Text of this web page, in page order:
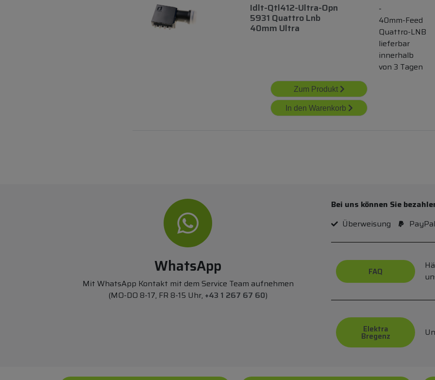
Idlt-Qtl412-Ultra-Opn
5931 Quattro Lnb
40mm Ultra
-
40mm-Feed
Quattro-LNB
lieferbar
innerhalb
von 3 Tagen
Zum Produkt
In den Warenkorb
WhatsApp
Mit WhatsApp Kontakt mit dem Service Team aufnehmen
(MO-DO 8-17, FR 8-15 Uhr, +43 1 267 67 60)
Bei uns können Sie
Überweisung
PayPal
FAQ
Elektra
Bregenz